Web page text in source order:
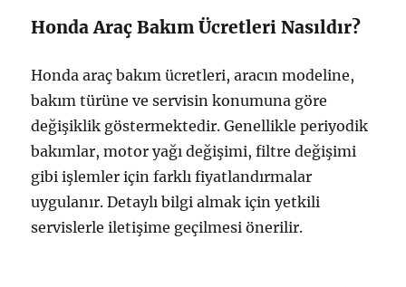
Honda Araç Bakım Ücretleri Nasıldır?
Honda araç bakım ücretleri, aracın modeline,
bakım türüne ve servisin konumuna göre
değişiklik göstermektedir. Genellikle periyodik
bakımlar, motor yağı değişimi, filtre değişimi
gibi işlemler için farklı fiyatlandırmalar
uygulanır. Detaylı bilgi almak için yetkili
servislerle iletişime geçilmesi önerilir.